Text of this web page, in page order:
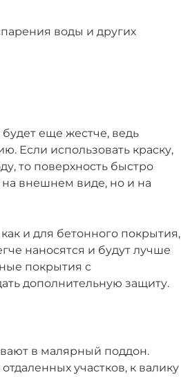
воды и других
еще жестче, ведь
Если использовать краску,
то поверхность быстро
на внешнем виде, но и на
и для бетонного покрытия,
наносятся и будут лучше
покрытия с
дополнительную защиту.
в малярный поддон.
участков, к валику